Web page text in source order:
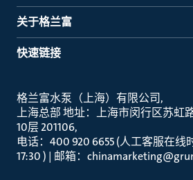
关于格兰富
快速链接
格兰富水泵（上海）有限公司
上海总部 地址：上海市闵行区苏虹
10层 201106
电话：400 920 6655 (人工客服在线
17:30 ) | 邮箱：